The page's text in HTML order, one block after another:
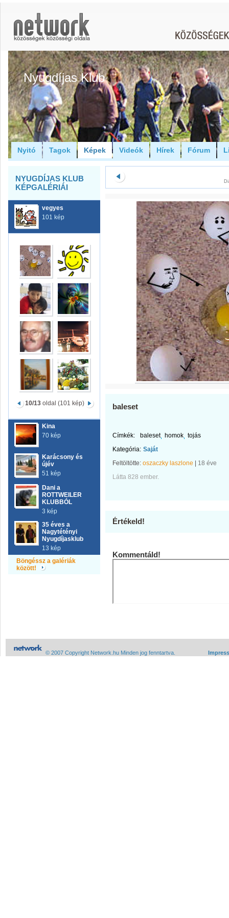
Nyugdíjas Klub
Nyitó Tagok Képek Videók Hírek Fórum
NYUGDÍJAS KLUB
KÉPGALÉRIÁI
vegyes
101 kép
10/13 oldal (101 kép)
Kina
70 kép
Karácsony és
újév
51 kép
Dani a
ROTTWEILER
KLUBBÓL
3 kép
35 éves a
Nagytétényi
Nyugdíjasklub
13 kép
Böngéssz a galériák
között!
baleset
Címkék: baleset homok tojás
Kategória: Saját
Feltöltötte: oszaczky laszlone
18 éve
Látta 828 ember.
Értékeld!
Kommentáld!
© 2007 Copyright Network.hu Minden jog fenntartva.